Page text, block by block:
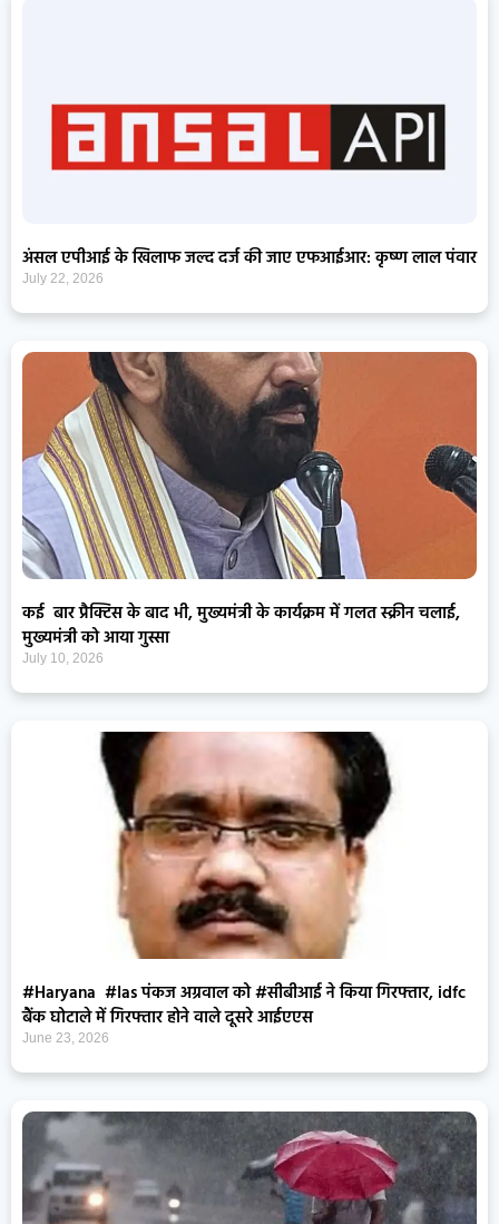
अंसल एपीआई के खिलाफ जल्द दर्ज की जाए एफआईआर: कृष्ण लाल पंवार
July 22, 2026
कई बार प्रैक्टिस के बाद भी, मुख्यमंत्री के कार्यक्रम में गलत स्क्रीन चलाई,
मुख्यमंत्री को आया गुस्सा
July 10, 2026
#Haryana #Ias पंकज अग्रवाल को #सीबीआई ने किया गिरफ्तार, idfc
बैंक घोटाले में गिरफ्तार होने वाले दूसरे आईएएस
June 23, 2026